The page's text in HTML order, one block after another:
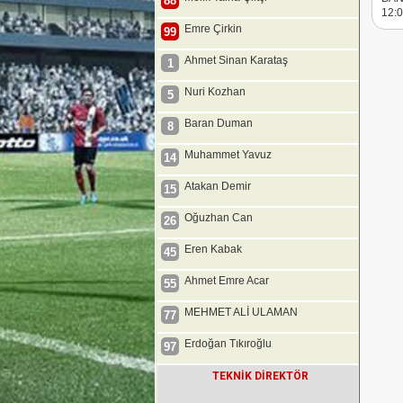
99 Emre Çirkin
1 Ahmet Sinan Karataş
5 Nuri Kozhan
8 Baran Duman
14 Muhammet Yavuz
15 Atakan Demir
26 Oğuzhan Can
45 Eren Kabak
55 Ahmet Emre Acar
77 MEHMET ALİ ULAMAN
97 Erdoğan Tıkıroğlu
TEKNİK DİREKTÖR